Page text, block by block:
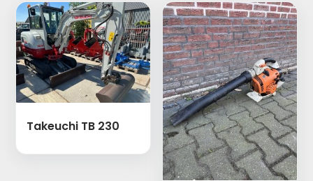
laag
naar
hoog
Takeuchi TB 230